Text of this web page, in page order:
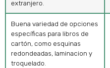
extranjero.
Buena variedad de opciones
específicas para libros de
cartón, como esquinas
redondeadas, laminacion y
troquelado.